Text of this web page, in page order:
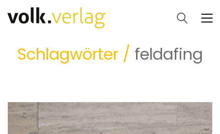
Schlagwörter / feldafing